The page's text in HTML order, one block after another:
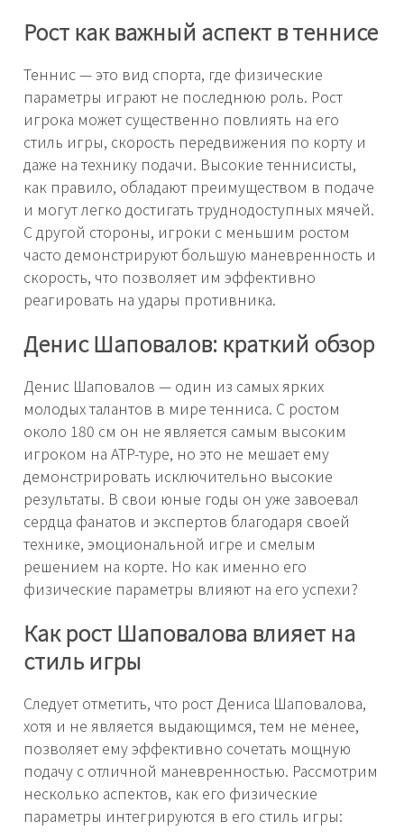
Рост как важный аспект в теннисе
Теннис — это вид спорта, где физические
параметры играют не последнюю роль. Рост
игрока может существенно повлиять на его
стиль игры, скорость передвижения по корту и
даже на технику подачи. Высокие теннисисты,
как правило, обладают преимуществом в подаче
и могут легко достигать труднодоступных мячей.
С другой стороны, игроки с меньшим ростом
часто демонстрируют большую маневренность и
скорость, что позволяет им эффективно
реагировать на удары противника.
Денис Шаповалов: краткий обзор
Денис Шаповалов — один из самых ярких
молодых талантов в мире тенниса. С ростом
около 180 см он не является самым высоким
игроком на ATP-туре, но это не мешает ему
демонстрировать исключительно высокие
результаты. В свои юные годы он уже завоевал
сердца фанатов и экспертов благодаря своей
технике, эмоциональной игре и смелым
решением на корте. Но как именно его
физические параметры влияют на его успехи?
Как рост Шаповалова влияет на
стиль игры
Следует отметить, что рост Дениса Шаповалова,
хотя и не является выдающимся, тем не менее,
позволяет ему эффективно сочетать мощную
подачу с отличной маневренностью. Рассмотрим
несколько аспектов, как его физические
параметры интегрируются в его стиль игры: